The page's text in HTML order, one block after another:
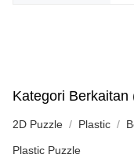
Kategori Berkaitan
2D Puzzle Plastic
Plastic Puzzle